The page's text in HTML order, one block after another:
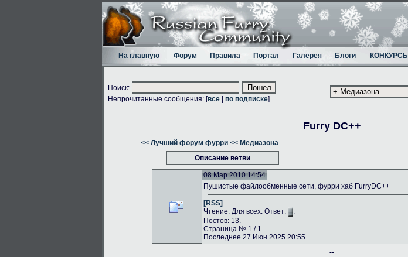
На главную Форум Правила Портал Галерея Блоги КОНКУРСЫ
Поиск:
Непрочитанные сообщения: [все по подписке]
Furry DC++
<< Лучший форум фурри << Медиазона
Описание ветви
08 Мар 2010 14:54
Пушистые файлообменные сети, фурри хаб FurryDC++
[RSS]
Чтение: Для всех. Ответ:
.
Постов: 13.
Страница № 1 / 1.
Последнее 27 Июн 2025 20:55.
--